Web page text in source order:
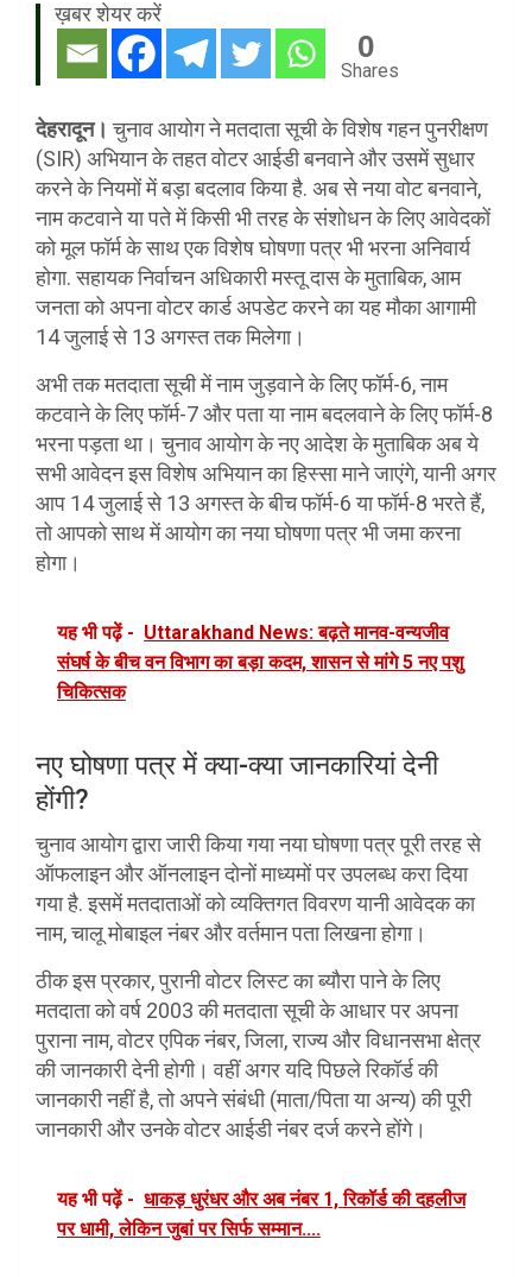
ख़बर शेयर करें
0
Shares
देहरादून। चुनाव आयोग ने मतदाता सूची के विशेष गहन पुनरीक्षण
(SIR) अभियान के तहत वोटर आईडी बनवाने और उसमें सुधार
करने के नियमों में बड़ा बदलाव किया है. अब से नया वोट बनवाने,
नाम कटवाने या पते में किसी भी तरह के संशोधन के लिए आवेदकों
को मूल फॉर्म के साथ एक विशेष घोषणा पत्र भी भरना अनिवार्य
होगा. सहायक निर्वाचन अधिकारी मस्तू दास के मुताबिक, आम
जनता को अपना वोटर कार्ड अपडेट करने का यह मौका आगामी
14 जुलाई से 13 अगस्त तक मिलेगा।
अभी तक मतदाता सूची में नाम जुड़वाने के लिए फॉर्म-6, नाम
कटवाने के लिए फॉर्म-7 और पता या नाम बदलवाने के लिए फॉर्म-8
भरना पड़ता था। चुनाव आयोग के नए आदेश के मुताबिक अब ये
सभी आवेदन इस विशेष अभियान का हिस्सा माने जाएंगे, यानी अगर
आप 14 जुलाई से 13 अगस्त के बीच फॉर्म-6 या फॉर्म-8 भरते हैं,
तो आपको साथ में आयोग का नया घोषणा पत्र भी जमा करना
होगा।
यह भी पढ़ें - Uttarakhand News: बढ़ते मानव-वन्यजीव
संघर्ष के बीच वन विभाग का बड़ा कदम, शासन से मांगे 5 नए पशु
चिकित्सक
नए घोषणा पत्र में क्या-क्या जानकारियां देनी
होंगी?
चुनाव आयोग द्वारा जारी किया गया नया घोषणा पत्र पूरी तरह से
ऑफलाइन और ऑनलाइन दोनों माध्यमों पर उपलब्ध करा दिया
गया है. इसमें मतदाताओं को व्यक्तिगत विवरण यानी आवेदक का
नाम, चालू मोबाइल नंबर और वर्तमान पता लिखना होगा।
ठीक इस प्रकार, पुरानी वोटर लिस्ट का ब्यौरा पाने के लिए
मतदाता को वर्ष 2003 की मतदाता सूची के आधार पर अपना
पुराना नाम, वोटर एपिक नंबर, जिला, राज्य और विधानसभा क्षेत्र
की जानकारी देनी होगी। वहीं अगर यदि पिछले रिकॉर्ड की
जानकारी नहीं है, तो अपने संबंधी (माता/पिता या अन्य) की पूरी
जानकारी और उनके वोटर आईडी नंबर दर्ज करने होंगे।
यह भी पढ़ें - धाकड़ धुरंधर और अब नंबर 1, रिकॉर्ड की दहलीज
पर धामी, लेकिन जुबां पर सिर्फ सम्मान....